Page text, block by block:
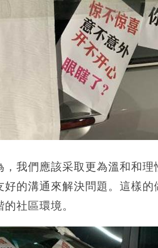
我們應該采取更為溫和和
好的溝通來解決問題。這樣
社區環境。